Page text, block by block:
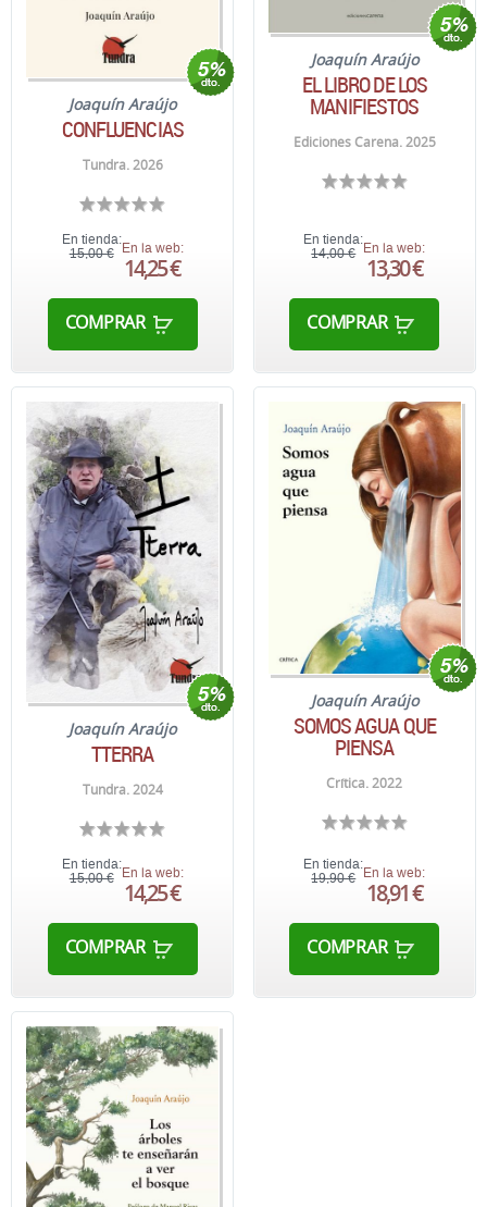
Joaquín Araújo
CONFLUENCIAS
Tundra. 2026
En tienda:
15,00 € En la web:
14,25 €
COMPRAR
Joaquín Araújo
EL LIBRO DE LOS
MANIFIESTOS
Ediciones Carena. 2025
En tienda:
14,00 €
En la web:
13,30 €
COMPRAR
Joaquín Araújo
TTERRA
Tundra. 2024
En tienda:
15,00 € En la web:
14,25 €
COMPRAR
Joaquín Araújo
SOMOS AGUA QUE
PIENSA
Crítica. 2022
En tienda:
19,90 € En la web:
18,91 €
COMPRAR